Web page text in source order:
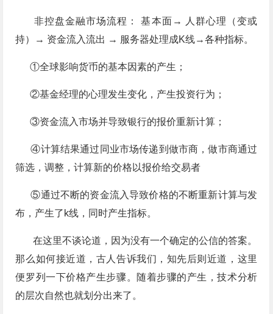
非控盘金融市场流程： 基本面→ 人群心理（变或
持）→ 资金流入流出 → 服务器处理成K线→各种指标​。
①全球影响货币的基本因素的产生；
②基金经理的心理发生变化，产生投资行为；
③资金流入市场并导致银行的报价重新计算；
④计算结果通过同业市场传递到做市商，做市商通过
筛选，调整，计算新的价格以报价给交易者
⑤通过不断的资金流入导致价格的不断重新计算与发
布，产生了k线，同时产生指标。
​在这里不谈论道，因为没有一个确定的公信的答案。
那么如何接近道，古人告诉我们，知先后则近道，这里
便罗列一下价格产生步骤。随着步骤的产生，技术分析
的层次自然也就划分出来了。